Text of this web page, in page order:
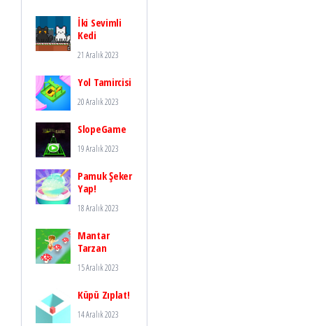
İki Sevimli
Kedi
21 Aralık 2023
Yol Tamircisi
20 Aralık 2023
SlopeGame
19 Aralık 2023
Pamuk Şeker
Yap!
18 Aralık 2023
Mantar
Tarzan
15 Aralık 2023
Küpü Zıplat!
14 Aralık 2023